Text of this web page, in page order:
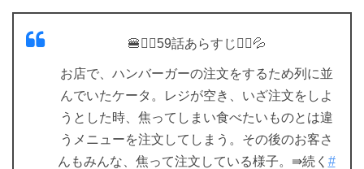
🍔🚶‍♀️59話あらすじ🚶‍♂️💦
お店で、ハンバーガーの注文をするため列に並
んでいたケータ。レジが空き、いざ注文をしよ
うとした時、焦ってしまい食べたいものとは違
うメニューを注文してしまう。その後のお客さ
んもみんな、焦って注文している様子。⇛続く #